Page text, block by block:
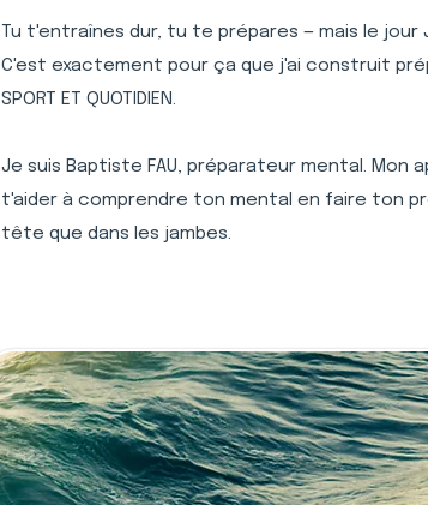
Tu t'entraînes dur, tu te prépares — mais le
C'est exactement pour ça que j'ai construit
SPORT ET QUOTIDIEN.
Je suis Baptiste FAU, préparateur mental.
t'aider à comprendre ton mental en faire ton
tête que dans les jambes.